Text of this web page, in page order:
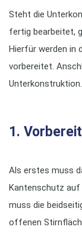
Steht die
fertig bearbeitet,
Hierfür werden in
vorbereitet.
Unterkonstruktion.
1.
Als erstes muss
Kantenschutz auf
muss die
offenen